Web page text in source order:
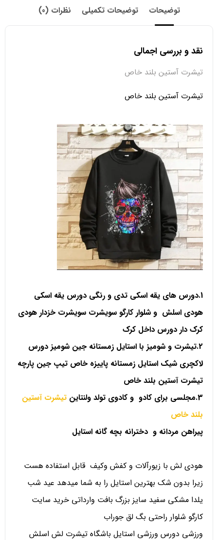
توضیحات توضیحات تکمیلی نظرات (0)
نقد و بررسی اجمالی
تیشرت آستین بلند خاص
تیشرت آستین بلند خاص
1.دورس های یقه اسکی تدی و رنگی دورس یقه اسکی
هودی اسلش و شلوار کارگو سویشرت سویشرت خزدار هودی
کرک دار دورس داخل کرک
2.تیشرت و شومیز با استایل زمستانه جین شومیز دورس
لاکچری شیک استایل زمستانه پاییزه خاص تیپ جین پارچه
تیشرت آستین بلند خاص
3.مجلسی برای کادو و کادوی تولد ولنتاین
تیشرت آستین
بلند خاص
پیراهن مردانه و دخترانه بچه گانه استایل
هودی لش با زیورآلات و کفش وکیف قابل استفاده هست
زیرا بدون شک بهترین استایل را به شما میدهد عید شب
یلدا مشکی سفید سایز بزرگ بافت وارداتی خرید سایت
کارگو شلوار راحتی بگ لق جوراب
ورزشی دورس ورزشی استایل باشگاه تیشرت لش اسلش